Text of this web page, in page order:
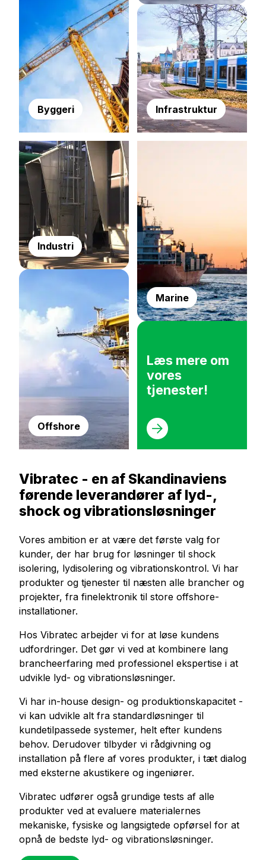
Byggeri Infrastruktur
Industri
Offshore
Marine
Læs mere om
vores
tjenester!
Vibratec - en af Skandinaviens
førende leverandører af lyd-,
shock og vibrationsløsninger
Vores ambition er at være det første valg for
kunder, der har brug for løsninger til shock
isolering, lydisolering og vibrationskontrol. Vi har
produkter og tjenester til næsten alle brancher og
projekter, fra finelektronik til store offshore-
installationer.
Hos Vibratec arbejder vi for at løse kundens
udfordringer. Det gør vi ved at kombinere lang
brancheerfaring med professionel ekspertise i at
udvikle lyd- og vibrationsløsninger.
Vi har in-house design- og produktionskapacitet -
vi kan udvikle alt fra standardløsninger til
kundetilpassede systemer, helt efter kundens
behov. Derudover tilbyder vi rådgivning og
installation på flere af vores produkter, i tæt dialog
med eksterne akustikere og ingeniører.
Vibratec udfører også grundige tests af alle
produkter ved at evaluere materialernes
mekaniske, fysiske og langsigtede opførsel for at
opnå de bedste lyd- og vibrationsløsninger.